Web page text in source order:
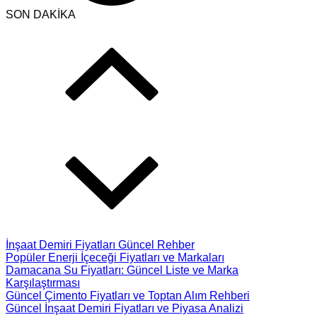
SON DAKİKA
İnşaat Demiri Fiyatları Güncel Rehber
Popüler Enerji İçeceği Fiyatları ve Markaları
Damacana Su Fiyatları: Güncel Liste ve Marka
Karşılaştırması
Güncel Çimento Fiyatları ve Toptan Alım Rehberi
Güncel İnşaat Demiri Fiyatları ve Piyasa Analizi